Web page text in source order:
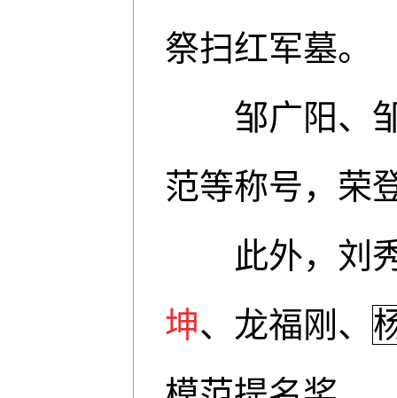
祭扫红军墓。
邹广阳、邹
范等称号，荣
此外，刘
坤、龙福刚、